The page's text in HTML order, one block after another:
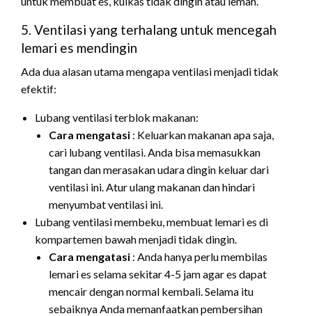
5. Ventilasi yang terhalang untuk mencegah
lemari es mendingin
Ada dua alasan utama mengapa ventilasi menjadi tidak
efektif:
Lubang ventilasi terblok makanan:
Cara mengatasi : Keluarkan makanan apa saja,
cari lubang ventilasi. Anda bisa memasukkan
tangan dan merasakan udara dingin keluar dari
ventilasi ini. Atur ulang makanan dan hindari
menyumbat ventilasi ini.
Lubang ventilasi membeku, membuat lemari es di
kompartemen bawah menjadi tidak dingin.
Cara mengatasi : Anda hanya perlu membilas
lemari es selama sekitar 4-5 jam agar es dapat
mencair dengan normal kembali. Selama itu
sebaiknya Anda memanfaatkan pembersihan